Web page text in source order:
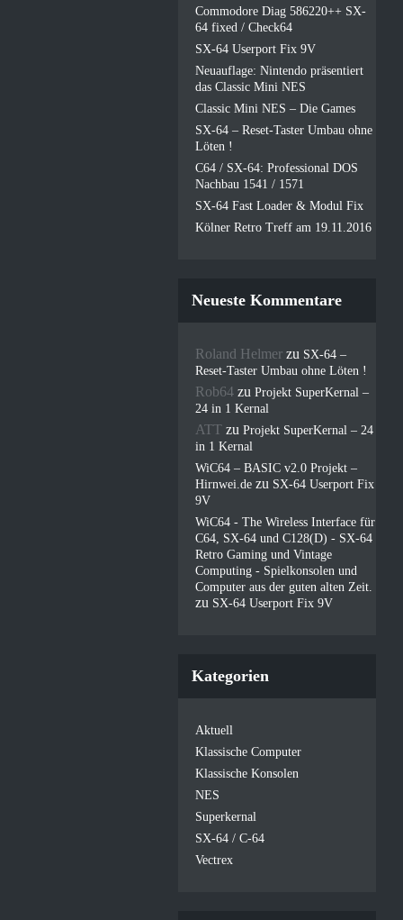
Commodore Diag 586220++ SX-
64 fixed / Check64
SX-64 Userport Fix 9V
Neuauflage: Nintendo präsentiert
das Classic Mini NES
Classic Mini NES – Die Games
SX-64 – Reset-Taster Umbau ohne
Löten !
C64 / SX-64: Professional DOS
Nachbau 1541 / 1571
SX-64 Fast Loader & Modul Fix
Kölner Retro Treff am 19.11.2016
Neueste Kommentare
Roland Helmer zu SX-64 –
Reset-Taster Umbau ohne Löten !
Rob64 zu Projekt SuperKernal –
24 in 1 Kernal
ATT zu Projekt SuperKernal – 24
in 1 Kernal
WiC64 – BASIC v2.0 Projekt –
Hirnwei.de zu SX-64 Userport Fix
9V
WiC64 - The Wireless Interface für
C64, SX-64 und C128(D) - SX-64
Retro Gaming und Vintage
Computing - Spielkonsolen und
Computer aus der guten alten Zeit.
zu SX-64 Userport Fix 9V
Kategorien
Aktuell
Klassische Computer
Klassische Konsolen
NES
Superkernal
SX-64 / C-64
Vectrex